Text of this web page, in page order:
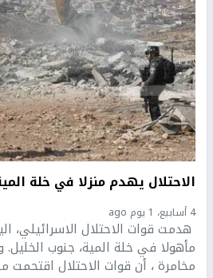
الاحتلال يهدم منزلا في خلة
4 أسابيع، 1 يوم ago
هدمت قوات الاحتلال الاسرائيلي،
مأهولا في خلة المية، جنوب
مخامرة ، أن قوات الاحتلال اقتحمت